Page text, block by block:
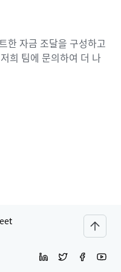
한 자금 조달을 구성하고
희 팀에 문의하여 더 나